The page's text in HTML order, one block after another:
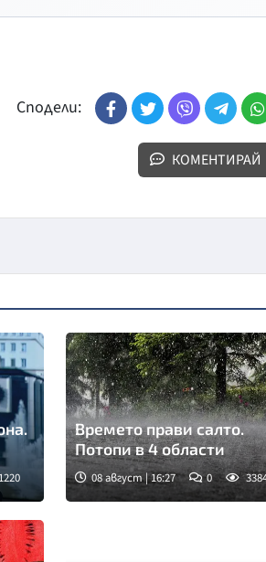
Сподели:
КОМЕНТИРАЙ
Времето прави салто.
Потопи в 4 области
08 август | 16:27 0